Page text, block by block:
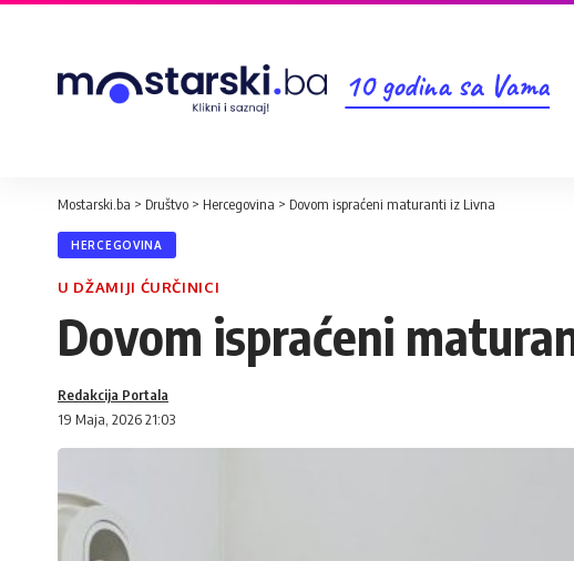
10 godina sa Vama
Mostarski.ba > Društvo > Hercegovina > Dovom ispraćeni maturanti iz Livna
HERCEGOVINA
U DŽAMIJI ĆURČINICI
Dovom ispraćeni
19 Maja, 2026 21:03
Redakcija Portala